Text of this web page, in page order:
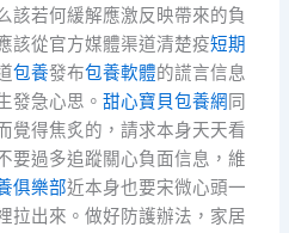
該若何緩解應激反映帶來的負
該從官方媒體渠道清楚疫短期
包養發布包養軟體的謊言信息
發急心思。甜心寶貝包養網 同
覺得焦炙的，請求本身天天看
要過多追蹤關心負面信息，維
俱樂部近本身也要宋微心頭一
拉出來。做好防護辦法，家居